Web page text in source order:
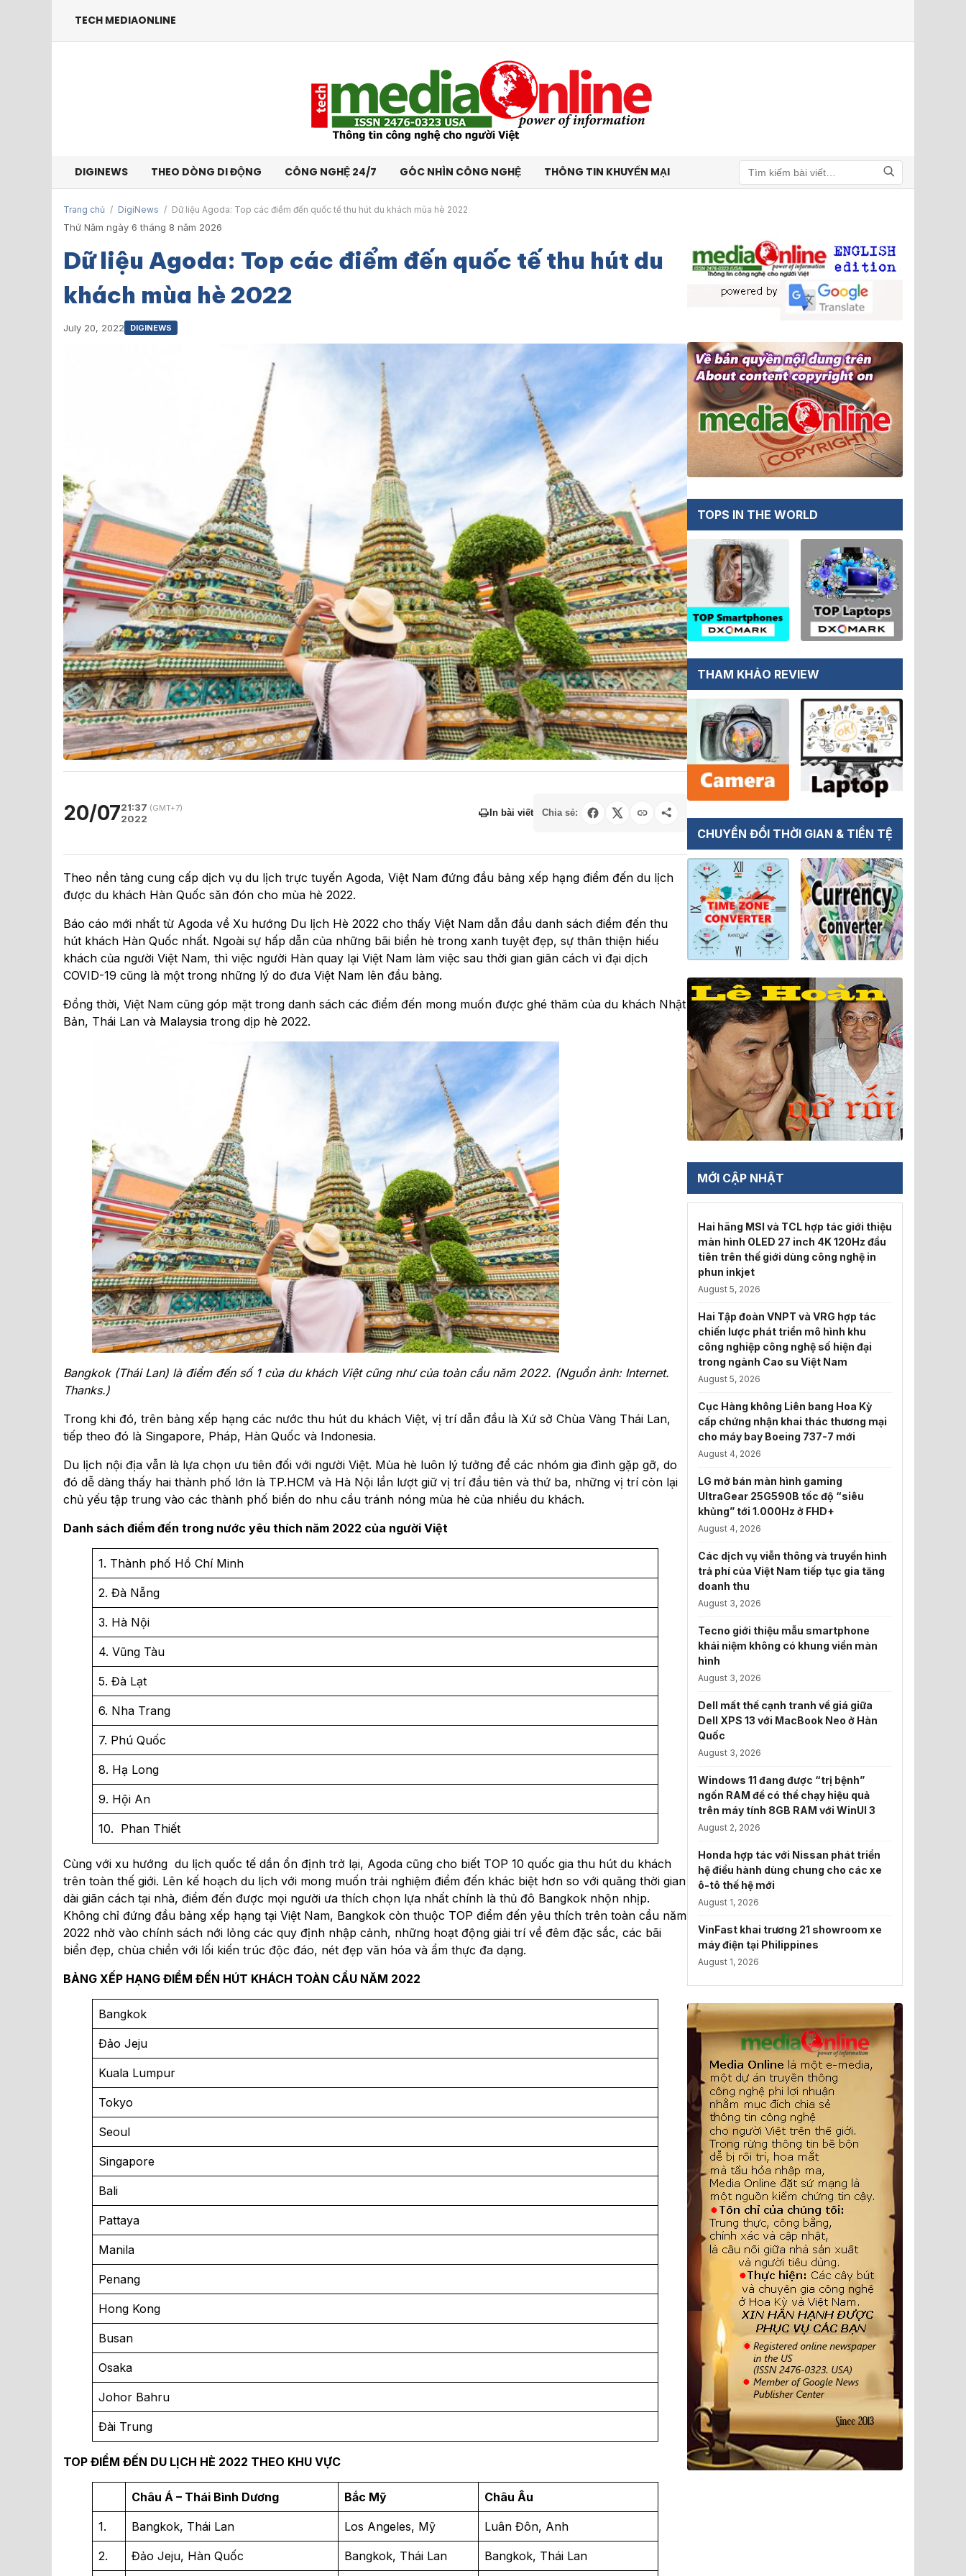
TECH MEDIAONLINE
DIGINEWS THEO DÒNG DI ĐỘNG CÔNG NGHỆ 24/7 GÓC NHÌN CÔNG NGHỆ THÔNG TIN KHUYẾN MẠI
Tìm kiếm
Trang chủ / DigiNews / Dữ liệu Agoda: Top các điểm đến quốc tế thu hút du khách mùa hè 2022
Thứ Năm ngày 6 tháng 8 năm 2026
Dữ liệu Agoda: Top các điểm đến quốc tế thu hút du
khách mùa hè 2022
July 20, 2022 DIGINEWS
20/0721:37 (GMT+7)
2022 In bài viết Chia sẻ:
Theo nền tảng cung cấp dịch vụ du lịch trực tuyến Agoda, Việt Nam đứng đầu bảng xếp hạng điểm đến du lịch
được du khách Hàn Quốc săn đón cho mùa hè 2022.
Báo cáo mới nhất từ Agoda về Xu hướng Du lịch Hè 2022 cho thấy Việt Nam dẫn đầu danh sách điểm đến thu
hút khách Hàn Quốc nhất. Ngoài sự hấp dẫn của những bãi biển hè trong xanh tuyệt đẹp, sự thân thiện hiếu
khách của người Việt Nam, thì việc người Hàn quay lại Việt Nam làm việc sau thời gian giãn cách vì đại dịch
COVID-19 cũng là một trong những lý do đưa Việt Nam lên đầu bảng.
Đồng thời, Việt Nam cũng góp mặt trong danh sách các điểm đến mong muốn được ghé thăm của du khách Nhật
Bản, Thái Lan và Malaysia trong dịp hè 2022.
Bangkok (Thái Lan) là điểm đến số 1 của du khách Việt cũng như của toàn cầu năm 2022. (Nguồn ảnh: Internet.
Thanks.)
Trong khi đó, trên bảng xếp hạng các nước thu hút du khách Việt, vị trí dẫn đầu là Xứ sở Chùa Vàng Thái Lan,
tiếp theo đó là Singapore, Pháp, Hàn Quốc và Indonesia.
Du lịch nội địa vẫn là lựa chọn ưu tiên đối với người Việt. Mùa hè luôn lý tưởng để các nhóm gia đình gặp gỡ, do
đó dễ dàng thấy hai thành phố lớn là TP.HCM và Hà Nội lần lượt giữ vị trí đầu tiên và thứ ba, những vị trí còn lại
chủ yếu tập trung vào các thành phố biển do nhu cầu tránh nóng mùa hè của nhiều du khách.
Danh sách điểm đến trong nước yêu thích năm 2022 của người Việt
1. Thành phố Hồ Chí Minh
2. Đà Nẵng
3. Hà Nội
4. Vũng Tàu
5. Đà Lạt
6. Nha Trang
7. Phú Quốc
8. Hạ Long
9. Hội An
10. Phan Thiết
Cùng với xu hướng du lịch quốc tế dần ổn định trở lại, Agoda cũng cho biết TOP 10 quốc gia thu hút du khách
trên toàn thế giới. Lên kế hoạch du lịch với mong muốn trải nghiệm điểm đến khác biệt hơn so với quãng thời gian
dài giãn cách tại nhà, điểm đến được mọi người ưa thích chọn lựa nhất chính là thủ đô Bangkok nhộn nhịp.
Không chỉ đứng đầu bảng xếp hạng tại Việt Nam, Bangkok còn thuộc TOP điểm đến yêu thích trên toàn cầu năm
2022 nhờ vào chính sách nới lỏng các quy định nhập cảnh, những hoạt động giải trí về đêm đặc sắc, các bãi
biển đẹp, chùa chiền với lối kiến trúc độc đáo, nét đẹp văn hóa và ẩm thực đa dạng.
BẢNG XẾP HẠNG ĐIỂM ĐẾN HÚT KHÁCH TOÀN CẦU NĂM 2022
Bangkok
Đảo Jeju
Kuala Lumpur
Tokyo
Seoul
Singapore
Bali
Pattaya
Manila
Penang
Hong Kong
Busan
Osaka
Johor Bahru
Đài Trung
TOP ĐIỂM ĐẾN DU LỊCH HÈ 2022 THEO KHU VỰC
Châu Á – Thái Bình Dương Bắc Mỹ Châu Âu
1. Bangkok, Thái Lan Los Angeles, Mỹ Luân Đôn, Anh
2. Đảo Jeju, Hàn Quốc Bangkok, Thái Lan Bangkok, Thái Lan
TOPS IN THE WORLD
THAM KHẢO REVIEW
CHUYỂN ĐỔI THỜI GIAN & TIỀN TỆ
MỚI CẬP NHẬT
Hai hãng MSI và TCL hợp tác giới thiệu
màn hình OLED 27 inch 4K 120Hz đầu
tiên trên thế giới dùng công nghệ in
phun inkjet
August 5, 2026
Hai Tập đoàn VNPT và VRG hợp tác
chiến lược phát triển mô hình khu
công nghiệp công nghệ số hiện đại
trong ngành Cao su Việt Nam
August 5, 2026
Cục Hàng không Liên bang Hoa Kỳ
cấp chứng nhận khai thác thương mại
cho máy bay Boeing 737-7 mới
August 4, 2026
LG mở bán màn hình gaming
UltraGear 25G590B tốc độ “siêu
khủng” tới 1.000Hz ở FHD+
August 4, 2026
Các dịch vụ viễn thông và truyền hình
trả phí của Việt Nam tiếp tục gia tăng
doanh thu
August 3, 2026
Tecno giới thiệu mẫu smartphone
khái niệm không có khung viền màn
hình
August 3, 2026
Dell mất thế cạnh tranh về giá giữa
Dell XPS 13 với MacBook Neo ở Hàn
Quốc
August 3, 2026
Windows 11 đang được “trị bệnh”
ngốn RAM để có thể chạy hiệu quả
trên máy tính 8GB RAM với WinUI 3
August 2, 2026
Honda hợp tác với Nissan phát triển
hệ điều hành dùng chung cho các xe
ô-tô thế hệ mới
August 1, 2026
VinFast khai trương 21 showroom xe
máy điện tại Philippines
August 1, 2026